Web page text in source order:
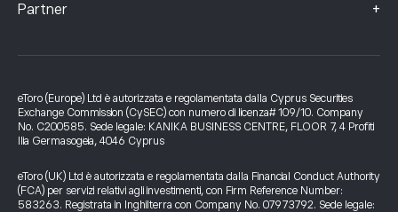
Partner +
eToro (Europe) Ltd è autorizzata e regolamentata dalla Cyprus Securities
Exchange Commission (CySEC) con numero di licenza# 109/10. Company
No. C200585. Sede legale: KANIKA BUSINESS CENTRE, FLOOR 7, 4 Profiti
Ilia Germasogeia, 4046 Cyprus
eToro (UK) Ltd è autorizzata e regolamentata dalla Financial Conduct Authority
(FCA) per servizi relativi agli investimenti, con Firm Reference Number:
583263. Registrata in Inghilterra con Company No. 07973792. Sede legale: